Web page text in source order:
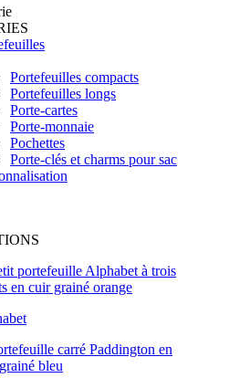
Portefeuilles compacts
Portefeuilles longs
Porte-cartes
Porte-monnaie
Pochettes
Porte-clés et charms pour sac